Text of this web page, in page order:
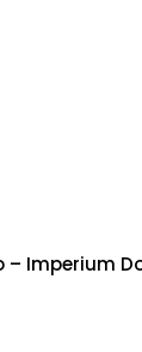
– Imperium